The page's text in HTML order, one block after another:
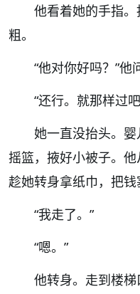
他看着她的手指
粗。
“他对你好吗？ ”他
“还行。就那样过吧
她一直没抬头。
摇篮，掖好小被子。他
趁她转身拿纸巾，把钱
“我走了。 ”
“嗯。 ”
他转身。走到楼梯